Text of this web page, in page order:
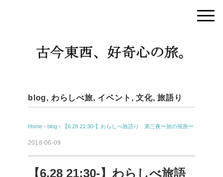
blog, わらしべ旅, イベント ,文化,旅語り
Home › blog › 【6.28 21:30-】わらしべ旅語り 第三夜〜旅の視座〜
2018-06-09
【6.28 21:30-】わらしべ旅語